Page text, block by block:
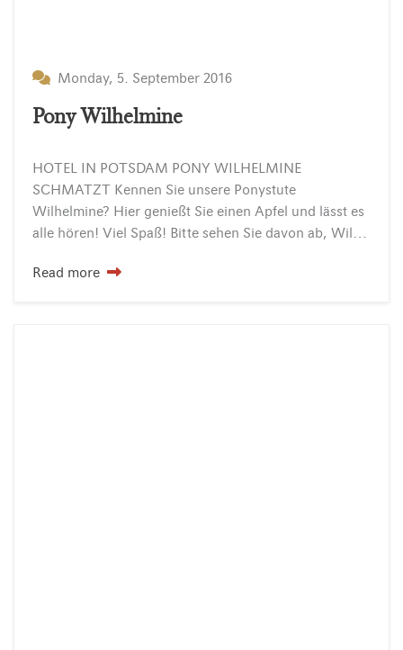
Monday, 5. September 2016
Pony Wilhelmine
HOTEL IN POTSDAM PONY WILHELMINE
SCHMATZT Kennen Sie unsere Ponystute
Wilhelmine? Hier genießt Sie einen Apfel und lässt es
alle hören! Viel Spaß! Bitte sehen Sie davon ab, Wilhelmine ohne Absprache selbst zu füttern. Es kann ihrer Gesundheit sehr schaden….
Read more